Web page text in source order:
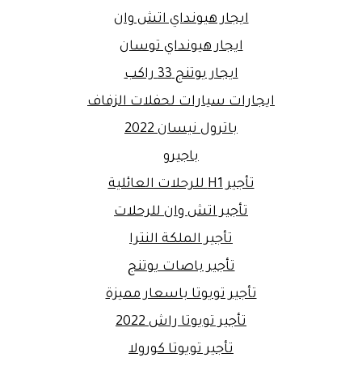
ايجار هيونداي اتش وان
ايجار هيونداي توسان
ايجار يوتنج 33 راكب
ايجارات سيارات لحفلات الزفاف
باترول نيسان 2022
باجيرو
تأجير H1 للرحلات العائلية
تأجير اتش وان للرحلات
تأجير الملكة النترا
تأجير باصات يوتنج
تأجير تويوتا باسعار مميزة
تأجير تويوتا راش 2022
تأجير تويوتا كورولا